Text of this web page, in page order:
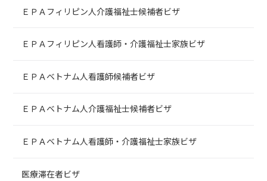
ＥＰＡフィリピン人介護福祉士候補者ビザ
ＥＰＡフィリピン人看護師・介護福祉士家族ビザ
ＥＰＡベトナム人看護師候補者ビザ
ＥＰＡベトナム人介護福祉士候補者ビザ
ＥＰＡベトナム人看護師・介護福祉士家族ビザ
医療滞在者ビザ